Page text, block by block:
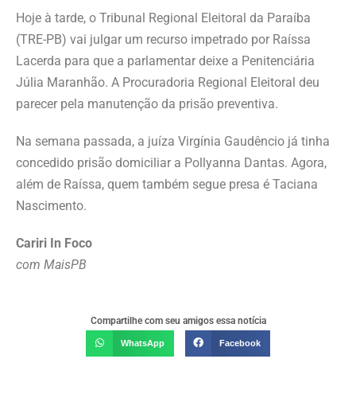
Hoje à tarde, o Tribunal Regional Eleitoral da Paraíba
(TRE-PB) vai julgar um recurso impetrado por Raíssa
Lacerda para que a parlamentar deixe a Penitenciária
Júlia Maranhão. A Procuradoria Regional Eleitoral deu
parecer pela manutenção da prisão preventiva.
Na semana passada, a juíza Virgínia Gaudêncio já tinha
concedido prisão domiciliar a Pollyanna Dantas. Agora,
além de Raíssa, quem também segue presa é Taciana
Nascimento.
Cariri In Foco
com MaisPB
Compartilhe com seu amigos essa notícia
WhatsApp Facebook